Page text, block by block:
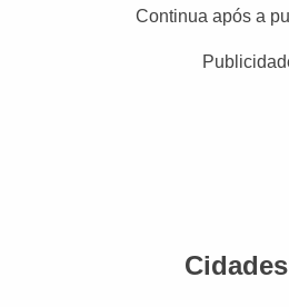
Continua após a
Cidades